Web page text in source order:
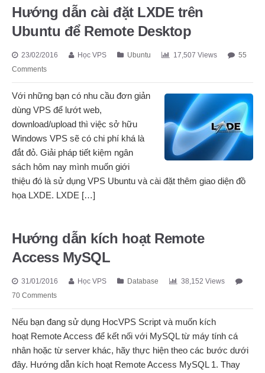
Hướng dẫn cài đặt LXDE trên
Ubuntu để Remote Desktop
23/02/2016 Học VPS Ubuntu 17,507 Views
55
Comments
Với những bạn có nhu cầu đơn giản
dùng VPS để lướt web,
download/upload thì việc sở hữu
Windows VPS sẽ có chi phí khá là
đắt đỏ. Giải pháp tiết kiệm ngân
sách hôm nay mình muốn giới
thiệu đó là sử dụng VPS Ubuntu và cài đặt thêm giao diện đồ
họa LXDE. LXDE […]
Hướng dẫn kích hoạt Remote
Access MySQL
31/01/2016 Học VPS Database
38,152 Views
70 Comments
Nếu bạn đang sử dụng HocVPS Script và muốn kích
hoạt Remote Access để kết nối với MySQL từ máy tính cá
nhân hoặc từ server khác, hãy thực hiện theo các bước dưới
đây. Hướng dẫn kích hoạt Remote Access MySQL 1. Thay